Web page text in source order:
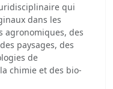
qui
dans les
agronomiques, des
paysages, des
de
chimie et des bio-